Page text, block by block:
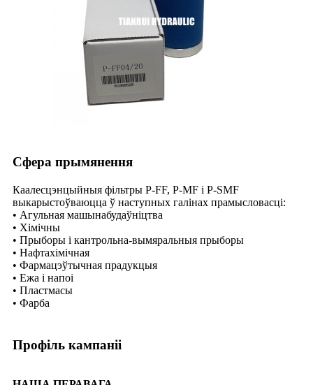
Сфера прымянення
Каалесцэнцыйныя фільтры P-FF, P-MF і P-SMF
выкарыстоўваюцца ў наступных галінах прамысловасці:
• Агульная машынабудаўніцтва
• Хімічны
• Прыборы і кантрольна-вымяральныя прыборы
• Нафтахімічная
• Фармацэўтычная прадукцыя
• Ежа і напоі
• Пластмасы
• Фарба
Профіль кампаніі